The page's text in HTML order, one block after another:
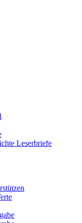
Leserbriefe